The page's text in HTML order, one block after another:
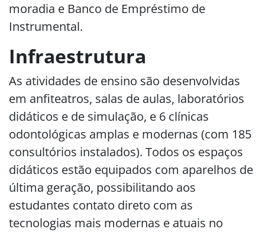
moradia e Banco de Empréstimo de
Instrumental.
Infraestrutura
As atividades de ensino são desenvolvidas
em anfiteatros, salas de aulas, laboratórios
didáticos e de simulação, e 6 clínicas
odontológicas amplas e modernas (com 185
consultórios instalados). Todos os espaços
didáticos estão equipados com aparelhos de
última geração, possibilitando aos
estudantes contato direto com as
tecnologias mais modernas e atuais no